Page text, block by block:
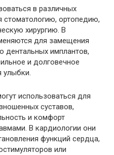
в различных
ортопедию,
хирургию. В
для замещения
дентальных имплантов,
и долговечное
улыбки.
использоваться для
суставов,
и комфорт
В кардиологии они
функций сердца,
или